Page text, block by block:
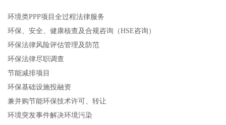
环境类PPP项目全过程法律服务
环保、安全、健康核查及合规咨询（HSE咨询）
环保法律风险评估管理及防范
环保法律尽职调查
节能减排项目
环保基础设施投融资
兼并购节能环保技术许可、转让
环境突发事件解决环境污染